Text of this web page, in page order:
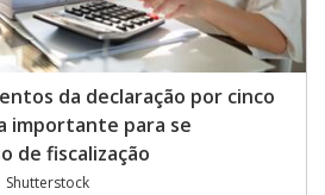
da declaração por cinco
importante para se
de fiscalização
Shutterstock